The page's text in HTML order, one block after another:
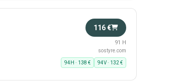
116 €
91 H
sostyre.com
94H · 138 € 94V · 132 €